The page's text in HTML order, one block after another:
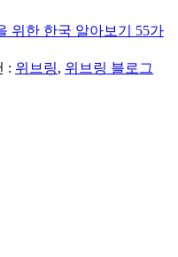
위한 한국 알아보기 55가
: 위브링, 위브링 블로그